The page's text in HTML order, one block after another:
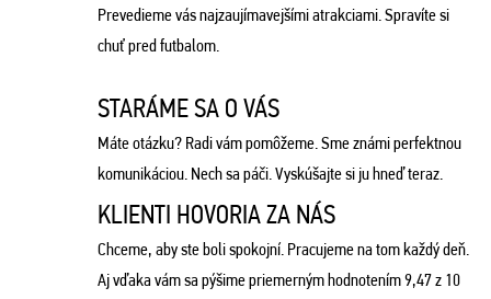
Prevedieme vás najzaujímavejšími atrakciami. Spravíte si
chuť pred futbalom.
STARÁME SA O VÁS
Máte otázku? Radi vám pomôžeme. Sme známi perfektnou
komunikáciou. Nech sa páči. Vyskúšajte si ju hneď teraz.
KLIENTI HOVORIA ZA NÁS
Chceme, aby ste boli spokojní. Pracujeme na tom každý deň.
Aj vďaka vám sa pýšime priemerným hodnotením 9,47 z 10